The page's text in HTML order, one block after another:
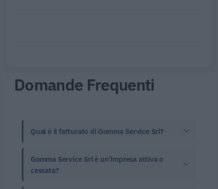
Domande Frequenti
Qual è il fatturato di Gomma Service Srl?
Gomma Service Srl è un'impresa attiva o
cessata?